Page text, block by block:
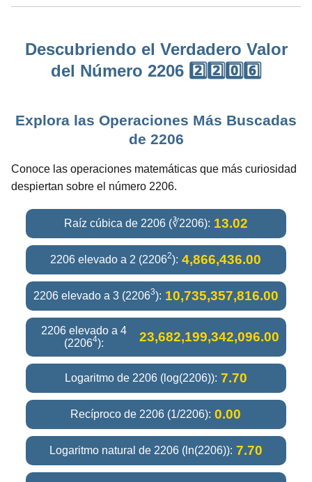
Descubriendo el Verdadero Valor
del Número 2206 2️⃣2️⃣0️⃣6️⃣
Explora las Operaciones Más Buscadas
de 2206
Conoce las operaciones matemáticas que más curiosidad
despiertan sobre el número 2206.
Raíz cúbica de 2206 (∛2206): 13.02
2206 elevado a 2 (22062): 4,866,436.00
2206 elevado a 3 (22063): 10,735,357,816.00
2206 elevado a 4
(22064): 23,682,199,342,096.00
Logaritmo de 2206 (log(2206)): 7.70
Recíproco de 2206 (1/2206): 0.00
Logaritmo natural de 2206 (ln(2206)): 7.70